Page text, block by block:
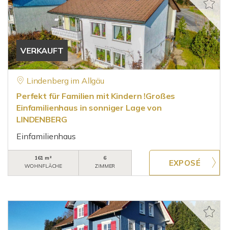
VERKAUFT
Lindenberg im Allgäu
Perfekt für Familien mit Kindern !Großes
Einfamilienhaus in sonniger Lage von
LINDENBERG
Einfamilienhaus
161 m²
WOHNFLÄCHE
6
ZIMMER